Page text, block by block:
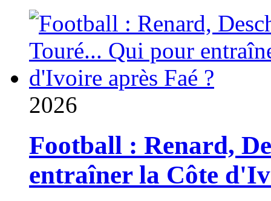
2026
Football : Renard,
entraîner la Côte